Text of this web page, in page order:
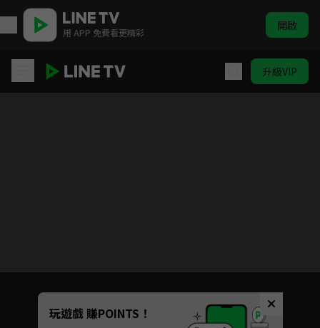
用 APP 免費看更精彩 開啟
升級VIP
Unmute
如有不便請見諒
玩遊戲 賺POINTS！